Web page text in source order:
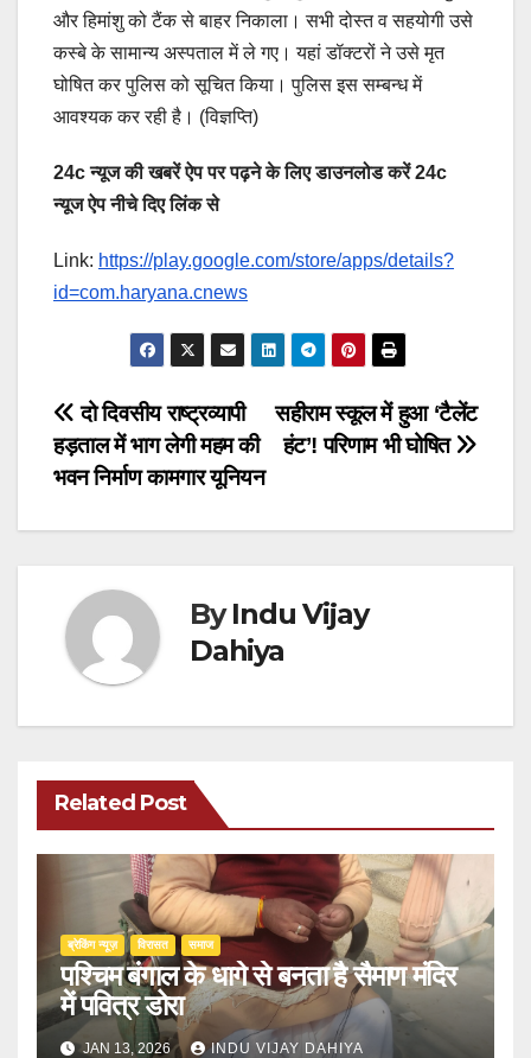
और हिमांशु को टैंक से बाहर निकाला। सभी दोस्त व सहयोगी उसे
कस्बे के सामान्य अस्पताल में ले गए। यहां डॉक्टरों ने उसे मृत
घोषित कर पुलिस को सूचित किया। पुलिस इस सम्बन्ध में
आवश्यक कर रही है। (विज्ञप्ति)
24c न्यूज की खबरें ऐप पर पढ़ने के लिए डाउनलोड करें 24c
न्यूज ऐप नीचे दिए लिंक से
Link: https://play.google.com/store/apps/details?
id=com.haryana.cnews
Post
navigation
सहीराम स्कूल में हुआ ‘टैलेंट
हंट’! परिणाम भी घोषित
दो दिवसीय राष्ट्रव्यापी
हड़ताल में भाग लेगी महम की
भवन निर्माण कामगार यूनियन
ByIndu Vijay
Dahiya
Related Post
ब्रेकिंग न्यूज़ ‍‍विरासत समाज
पश्चिम बंगाल के धागे से बनता है सैमाण मंदिर
में पवित्र डोरा
JAN 13, 2026 INDU VIJAY DAHIYA